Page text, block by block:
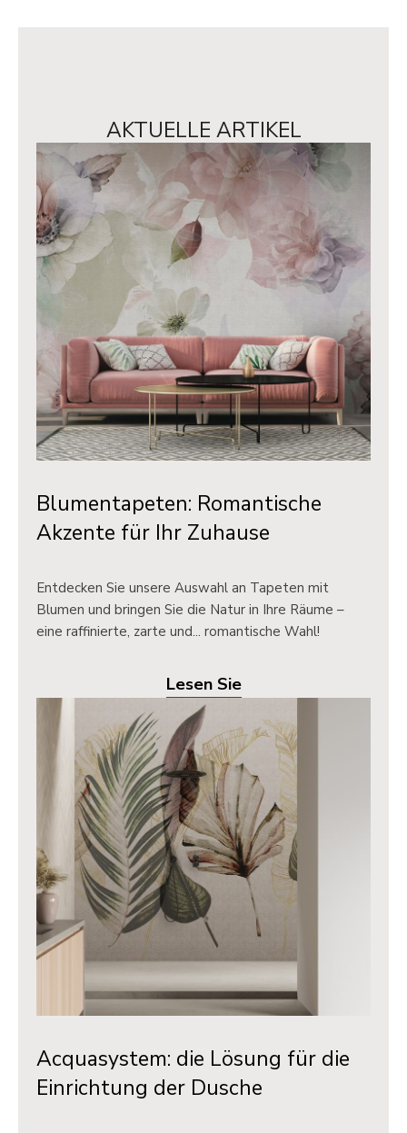
AKTUELLE ARTIKEL
Blumentapeten: Romantische
Akzente für Ihr Zuhause
Entdecken Sie unsere Auswahl an Tapeten mit
Blumen und bringen Sie die Natur in Ihre Räume –
eine raffinierte, zarte und... romantische Wahl!
Lesen Sie
Acquasystem: die Lösung für die
Einrichtung der Dusche